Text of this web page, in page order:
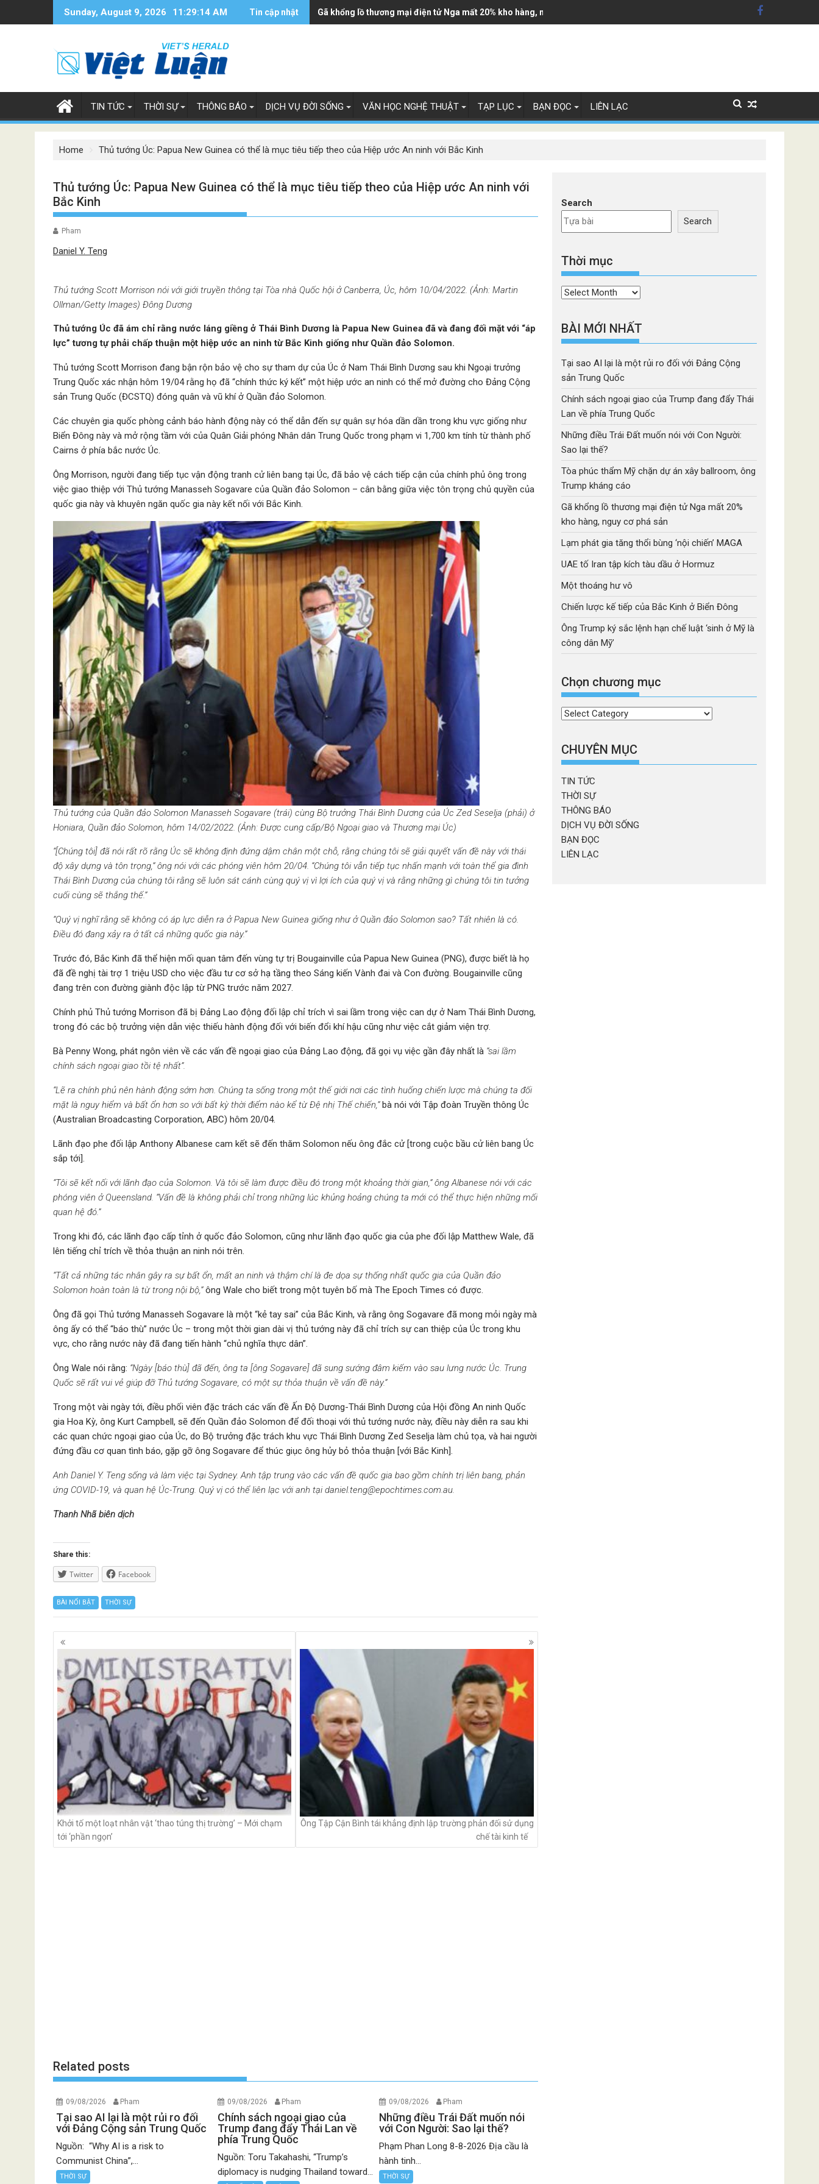
Sunday, August 9, 2026 11:29:15 AM Tin cập nhật Gã khổng lồ thương mại điện tử Nga mất 20% kho hàng, nguy cơ phá sản
TIN TỨC THỜI SỰ THÔNG BÁO DỊCH VỤ ĐỜI SỐNG VĂN HỌC NGHỆ THUẬT TẠP LỤC BẠN ĐỌC LIÊN LẠC
Home Thủ tướng Úc: Papua New Guinea có thể là mục tiêu tiếp theo của Hiệp ước An ninh với Bắc Kinh
Thủ tướng Úc: Papua New Guinea có thể là mục tiêu tiếp theo của Hiệp ước An ninh với
Bắc Kinh
Pham
Daniel Y. Teng
Thủ tướng Scott Morrison nói với giới truyền thông tại Tòa nhà Quốc hội ở Canberra, Úc, hôm 10/04/2022. (Ảnh: Martin
Ollman/Getty Images) Đông Dương
Thủ tướng Úc đã ám chỉ rằng nước láng giềng ở Thái Bình Dương là Papua New Guinea đã và đang đối mặt với “áp
lực” tương tự phải chấp thuận một hiệp ước an ninh từ Bắc Kinh giống như Quần đảo Solomon.
Thủ tướng Scott Morrison đang bận rộn bảo vệ cho sự tham dự của Úc ở Nam Thái Bình Dương sau khi Ngoại trưởng
Trung Quốc xác nhận hôm 19/04 rằng họ đã “chính thức ký kết” một hiệp ước an ninh có thể mở đường cho Đảng Cộng
sản Trung Quốc (ĐCSTQ) đóng quân và vũ khí ở Quần đảo Solomon.
Các chuyên gia quốc phòng cảnh báo hành động này có thể dẫn đến sự quân sự hóa dần dần trong khu vực giống như
Biển Đông này và mở rộng tầm với của Quân Giải phóng Nhân dân Trung Quốc trong phạm vi 1,700 km tính từ thành phố
Cairns ở phía bắc nước Úc.
Ông Morrison, người đang tiếp tục vận động tranh cử liên bang tại Úc, đã bảo vệ cách tiếp cận của chính phủ ông trong
việc giao thiệp với Thủ tướng Manasseh Sogavare của Quần đảo Solomon – cân bằng giữa việc tôn trọng chủ quyền của
quốc gia này và khuyên ngăn quốc gia này kết nối với Bắc Kinh.
Thủ tướng của Quần đảo Solomon Manasseh Sogavare (trái) cùng Bộ trưởng Thái Bình Dương của Úc Zed Seselja (phải) ở
Honiara, Quần đảo Solomon, hôm 14/02/2022. (Ảnh: Được cung cấp/Bộ Ngoại giao và Thương mại Úc)
“[Chúng tôi] đã nói rất rõ rằng Úc sẽ không định đứng dậm chân một chỗ, rằng chúng tôi sẽ giải quyết vấn đề này với thái
độ xây dựng và tôn trọng,” ông nói với các phóng viên hôm 20/04. “Chúng tôi vẫn tiếp tục nhấn mạnh với toàn thể gia đình
Thái Bình Dương của chúng tôi rằng sẽ luôn sát cánh cùng quý vị vì lợi ích của quý vị và rằng những gì chúng tôi tin tưởng
cuối cùng sẽ thắng thế.”
“Quý vị nghĩ rằng sẽ không có áp lực diễn ra ở Papua New Guinea giống như ở Quần đảo Solomon sao? Tất nhiên là có.
Điều đó đang xảy ra ở tất cả những quốc gia này.”
Trước đó, Bắc Kinh đã thể hiện mối quan tâm đến vùng tự trị Bougainville của Papua New Guinea (PNG), được biết là họ
đã đề nghị tài trợ 1 triệu USD cho việc đầu tư cơ sở hạ tầng theo Sáng kiến Vành đai và Con đường. Bougainville cũng
đang trên con đường giành độc lập từ PNG trước năm 2027.
Chính phủ Thủ tướng Morrison đã bị Đảng Lao động đối lập chỉ trích vì sai lầm trong việc can dự ở Nam Thái Bình Dương,
trong đó các bộ trưởng viện dẫn việc thiếu hành động đối với biến đổi khí hậu cũng như việc cắt giảm viện trợ.
Bà Penny Wong, phát ngôn viên về các vấn đề ngoại giao của Đảng Lao động, đã gọi vụ việc gần đây nhất là “sai lầm
chính sách ngoại giao tồi tệ nhất”.
“Lẽ ra chính phủ nên hành động sớm hơn. Chúng ta sống trong một thế giới nơi các tình huống chiến lược mà chúng ta đối
mặt là nguy hiểm và bất ổn hơn so với bất kỳ thời điểm nào kể từ Đệ nhị Thế chiến,”bà nói với Tập đoàn Truyền thông Úc
(Australian Broadcasting Corporation, ABC) hôm 20/04.
Lãnh đạo phe đối lập Anthony Albanese cam kết sẽ đến thăm Solomon nếu ông đắc cử [trong cuộc bầu cử liên bang Úc
sắp tới].
“Tôi sẽ kết nối với lãnh đạo của Solomon. Và tôi sẽ làm được điều đó trong một khoảng thời gian,” ông Albanese nói với các
phóng viên ở Queensland. “Vấn đề là không phải chỉ trong những lúc khủng hoảng chúng ta mới có thể thực hiện những mối
quan hệ đó.”
Trong khi đó, các lãnh đạo cấp tỉnh ở quốc đảo Solomon, cũng như lãnh đạo quốc gia của phe đối lập Matthew Wale, đã
lên tiếng chỉ trích về thỏa thuận an ninh nói trên.
“Tất cả những tác nhân gây ra sự bất ổn, mất an ninh và thậm chí là đe dọa sự thống nhất quốc gia của Quần đảo
Solomon hoàn toàn là từ trong nội bộ,”ông Wale cho biết trong một tuyên bố mà The Epoch Times có được.
Ông đã gọi Thủ tướng Manasseh Sogavare là một “kẻ tay sai” của Bắc Kinh, và rằng ông Sogavare đã mong mỏi ngày mà
ông ấy có thể “báo thù” nước Úc – trong một thời gian dài vị thủ tướng này đã chỉ trích sự can thiệp của Úc trong khu
vực, cho rằng nước này đã đang tiến hành “chủ nghĩa thực dân”.
Ông Wale nói rằng: “Ngày [báo thù] đã đến, ông ta [ông Sogavare] đã sung sướng đâm kiếm vào sau lưng nước Úc. Trung
Quốc sẽ rất vui vẻ giúp đỡ Thủ tướng Sogavare, có một sự thỏa thuận về vấn đề này.”
Trong một vài ngày tới, điều phối viên đặc trách các vấn đề Ấn Độ Dương-Thái Bình Dương của Hội đồng An ninh Quốc
gia Hoa Kỳ, ông Kurt Campbell, sẽ đến Quần đảo Solomon để đối thoại với thủ tướng nước này, điều này diễn ra sau khi
các quan chức ngoại giao của Úc, do Bộ trưởng đặc trách khu vực Thái Bình Dương Zed Seselja làm chủ tọa, và hai người
đứng đầu cơ quan tình báo, gặp gỡ ông Sogavare để thúc giục ông hủy bỏ thỏa thuận [với Bắc Kinh].
Anh Daniel Y. Teng sống và làm việc tại Sydney. Anh tập trung vào các vấn đề quốc gia bao gồm chính trị liên bang, phản
ứng COVID-19, và quan hệ Úc-Trung. Quý vị có thể liên lạc với anh tại daniel.teng@epochtimes.com.au.
Thanh Nhã biên dịch
Share this:
Twitter Facebook
BÀI NỔI BẬT THỜI SỰ
Posts
navigation
Khởi tố một loạt nhân vật ‘thao túng thị trường’ – Mới chạm
tới ‘phần ngọn’
Ông Tập Cận Bình tái khẳng định lập trường phản đối sử dụng
chế tài kinh tế
Related posts
09/08/2026 Pham
Tại sao AI lại là một rủi ro đối
với Đảng Cộng sản Trung Quốc
Nguồn: “Why AI is a risk to
Communist China”,...
THỜI SỰ
09/08/2026 Pham
Chính sách ngoại giao của
Trump đang đẩy Thái Lan về
phía Trung Quốc
Nguồn: Toru Takahashi, “Trump’s
diplomacy is nudging Thailand toward...
09/08/2026 Pham
Những điều Trái Đất muốn nói
với Con Người: Sao lại thế?
Phạm Phan Long 8-8-2026 Địa cầu là
hành tinh...
THỜI SỰ
Search
Search
Thời mục
Thời
BÀI MỚI NHẤT
Tại sao AI lại là một rủi ro đối với Đảng Cộng
sản Trung Quốc
Chính sách ngoại giao của Trump đang đẩy Thái
Lan về phía Trung Quốc
Những điều Trái Đất muốn nói với Con Người:
Sao lại thế?
Tòa phúc thẩm Mỹ chặn dự án xây ballroom, ông
Trump kháng cáo
Gã khổng lồ thương mại điện tử Nga mất 20%
kho hàng, nguy cơ phá sản
Lạm phát gia tăng thổi bùng ‘nội chiến’ MAGA
UAE tố Iran tập kích tàu dầu ở Hormuz
Một thoáng hư vô
Chiến lược kế tiếp của Bắc Kinh ở Biển Đông
Ông Trump ký sắc lệnh hạn chế luật ‘sinh ở Mỹ là
công dân Mỹ’
Chọn chương mục
Chọn
mục
CHUYÊN MỤC
TIN TỨC
THỜI SỰ
THÔNG BÁO
DỊCH VỤ ĐỜI SỐNG
BẠN ĐỌC
LIÊN LẠC